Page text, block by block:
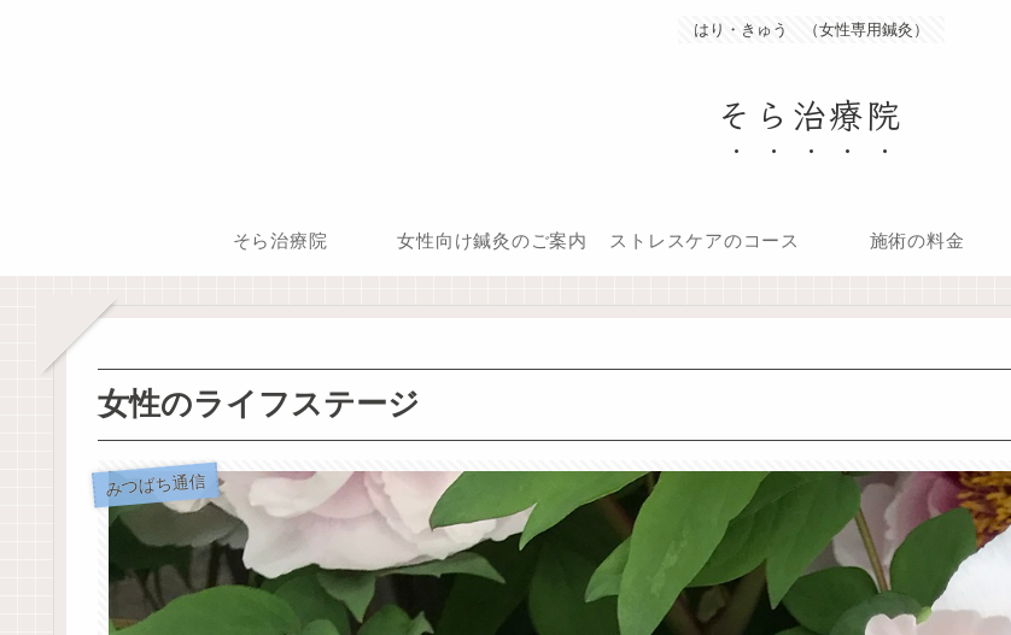
はり・きゅう （女性専用鍼灸）
そら治療院
そら治療院 女性向け鍼灸のご案内 ストレスケアのコース 施術の料金
女性のライフステージ
みつばち通信